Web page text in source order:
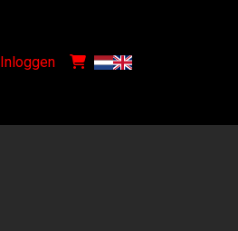
Inloggen